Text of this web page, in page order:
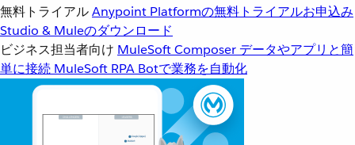
無料トライアルAnypoint Platformの無料トライアルお申込み
Studio & Muleのダウンロード
ビジネス担当者向け MuleSoft Composer データやアプリと簡
単に接続 MuleSoft RPA Botで業務を自動化